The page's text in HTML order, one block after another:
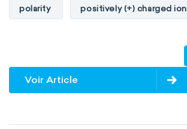
polarity positively (+) charged ion
Voir Article